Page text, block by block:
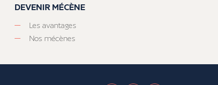
DEVENIR MÉCÈNE
Les avantages
Nos mécènes